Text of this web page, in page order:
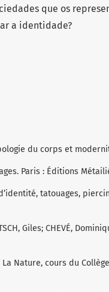
que os
a identidade?
du corps et
Paris : Éditions
d’identité, tatouages,
Giles; CHEVÉ,
La Nature, cours du